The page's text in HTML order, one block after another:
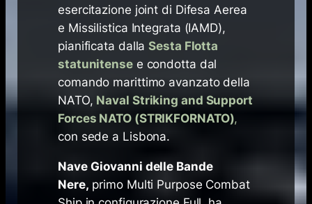
esercitazione joint di Difesa Aerea
e Missilistica Integrata (IAMD),
pianificata dallaSesta Flotta
statunitensee condotta dal
comando marittimo avanzato della
NATO, Naval Striking and Support
Forces NATO (STRIKFORNATO),
con sede a Lisbona.
Nave Giovanni delle Bande
Nere, primo Multi Purpose Combat